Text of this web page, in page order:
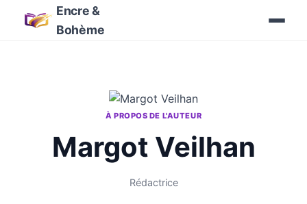
Encre &
Bohème
À PROPOS DE L'AUTEUR
Margot Veilhan
Rédactrice